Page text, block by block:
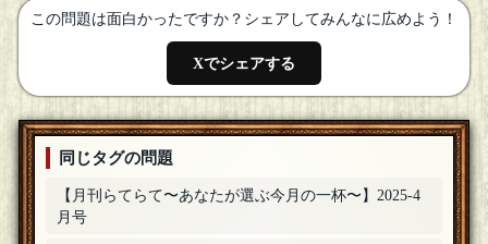
この問題は面白かったですか？シェアしてみんなに広めよう！
Xでシェアする
同じタグの問題
【月刊らてらて〜あなたが選ぶ今月の一杯〜】2025-4
月号